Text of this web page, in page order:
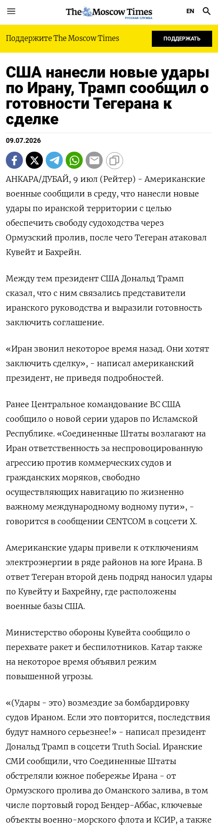
РУССКАЯ СЛУЖБА
EN
Поддержите The Moscow Times ПОДДЕРЖАТЬ
США нанесли новые удары
по Ирану, Трамп сообщил о
готовности Тегерана к
сделке
09.07.2026
АНКАРА/ДУБАЙ, 9 июл (Рейтер) - Американские
военные сообщили в среду, что нанесли новые
удары по иранской территории с целью
обеспечить свободу судоходства через
‌Ормузский пролив, после чего Тегеран атаковал
Кувейт и Бахрейн.
Между тем президент США Дональд Трамп
сказал, что с ним связались представители
иранского ​руководства и выразили готовность ​
заключить соглашение.
«Иран ​звонил некоторое время ⁠назад. Они хотят
заключить сделку», - написал ‌американский
президент, не приведя подробностей.
Ранее Центральное ‌командование ВС США
сообщило о новой серии ударов по Исламской
Республике. «Соединенные ​Штаты возлагают на
Иран ответственность за неспровоцированную
агрессию ‌против коммерческих судов и
гражданских моряков, свободно
осуществляющих навигацию ​по жизненно
важному международному водному пути», -
говорится в сообщении CENTCOM ‌в соцсети X.
Американские удары привели к отключениям
электроэнергии в ряде районов на юге Ирана. В
ответ ​Тегеран второй день ​подряд наносил удары
‌по Кувейту и Бахрейну, где расположены
военные базы США.
Министерство ​обороны Кувейта сообщило о
перехвате ракет и беспилотников. Катар также
на некоторое время объявил режим
повышенной угрозы.
«(Удары - это) возмездие за бомбардировку
судов Ираном. Если это повторится, последствия
будут намного серьезнее!» - написал президент
Дональд Трамп в соцсети Truth Social. Иранские
СМИ сообщили, ​что Соединенные Штаты
⁠обстреляли южное побережье Ирана - от
Ормузского пролива до Оманского залива, в том
числе портовый ‌город Бендер-Аббас, ключевые
объекты военно-морского флота и КСИР, ‌а также